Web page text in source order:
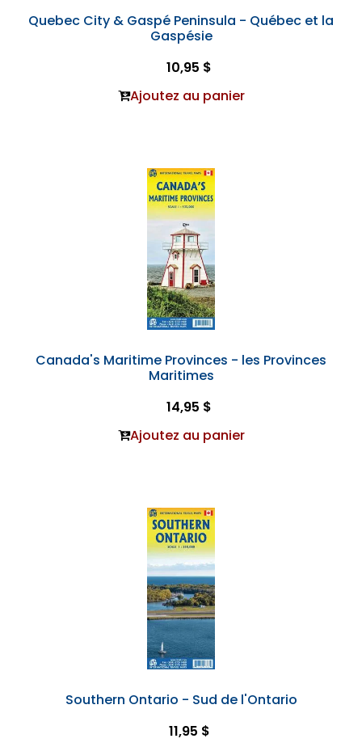
Quebec City & Gaspé Peninsula - Québec et la
Gaspésie
10,95 $
Ajoutez au panier
Canada's Maritime Provinces - les Provinces
Maritimes
14,95 $
Ajoutez au panier
Southern Ontario - Sud de l'Ontario
11,95 $